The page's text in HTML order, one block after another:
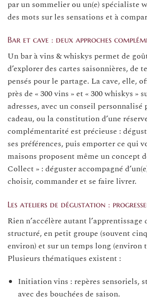
par un sommelier ou un(e) spécialiste
des mots sur les sensations et à
Bar et cave : deux approches
Un bar à vins & whiskys permet de
d’explorer des cartes saisonnières, de
pensés pour le partage. La cave, elle,
près de « 300 vins » et « 300 whiskys »
adresses, avec un conseil personnalisé
cadeau, ou la constitution d’une
complémentarité est précieuse :
ses préférences, puis emporter ce qui
maisons proposent même un concept
Collect » : déguster accompagné
choisir, commander et se faire livrer.
Les ateliers de dégustation :
Rien n’accélère autant l’apprentissage
structuré, en petit groupe (souvent
environ) et sur un temps long (environ
Plusieurs thématiques existent :
Initiation vins : repères sensoriels,
avec des bouchées de saison.